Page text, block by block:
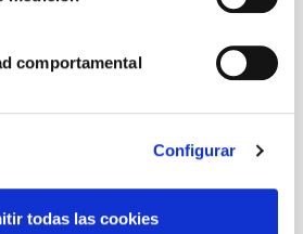
comportamental
Configurar
todas las cookies